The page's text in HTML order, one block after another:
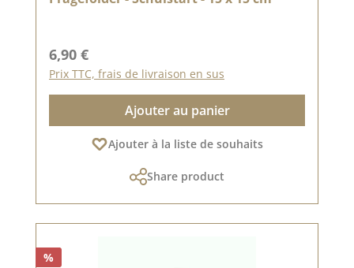
Prix régulier :
6,90 €
Prix TTC, frais de livraison en sus
Ajouter au panier
Ajouter à la liste de souhaits
Share product
%